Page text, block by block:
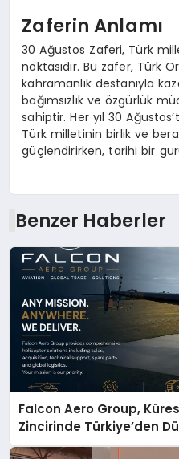
Zaferin Anlamı
30 Ağustos Zaferi, Türk
noktasıdır. Bu zafer, Türk
kahramanlık destanıyla
bağımsızlık ve özgürlük
sahiptir. Her yıl 30
Türk milletinin birlik ve
güçlendirirken, tarihi bir
Benzer Haberler
Falcon Aero Group,
Zincirinde Türkiye’den